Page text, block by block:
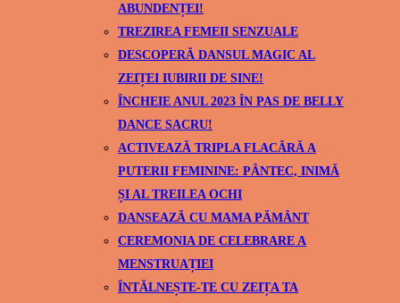
ABUNDENȚEI!
TREZIREA FEMEII SENZUALE
DESCOPERĂ DANSUL MAGIC AL
ZEIȚEI IUBIRII DE SINE!
ÎNCHEIE ANUL 2023 ÎN PAS DE BELLY
DANCE SACRU!
ACTIVEAZĂ TRIPLA FLACĂRĂ A
PUTERII FEMININE: PÂNTEC, INIMĂ
ȘI AL TREILEA OCHI
DANSEAZĂ CU MAMA PĂMÂNT
CEREMONIA DE CELEBRARE A
MENSTRUAȚIEI
ÎNTĂLNEȘTE-TE CU ZEIȚA TA